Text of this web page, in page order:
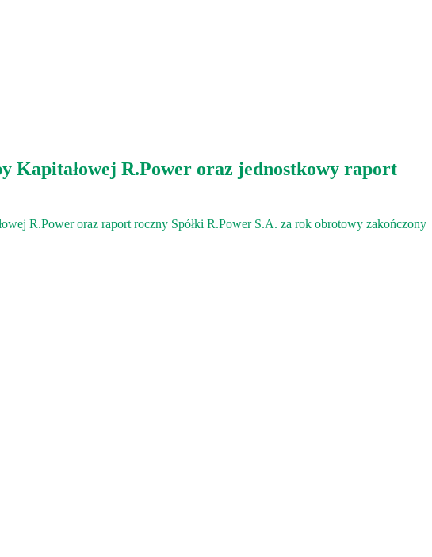
Kapitałowej R.Power oraz jednostkowy raport
R.Power oraz raport roczny Spółki R.Power S.A. za rok obrotowy zakończony